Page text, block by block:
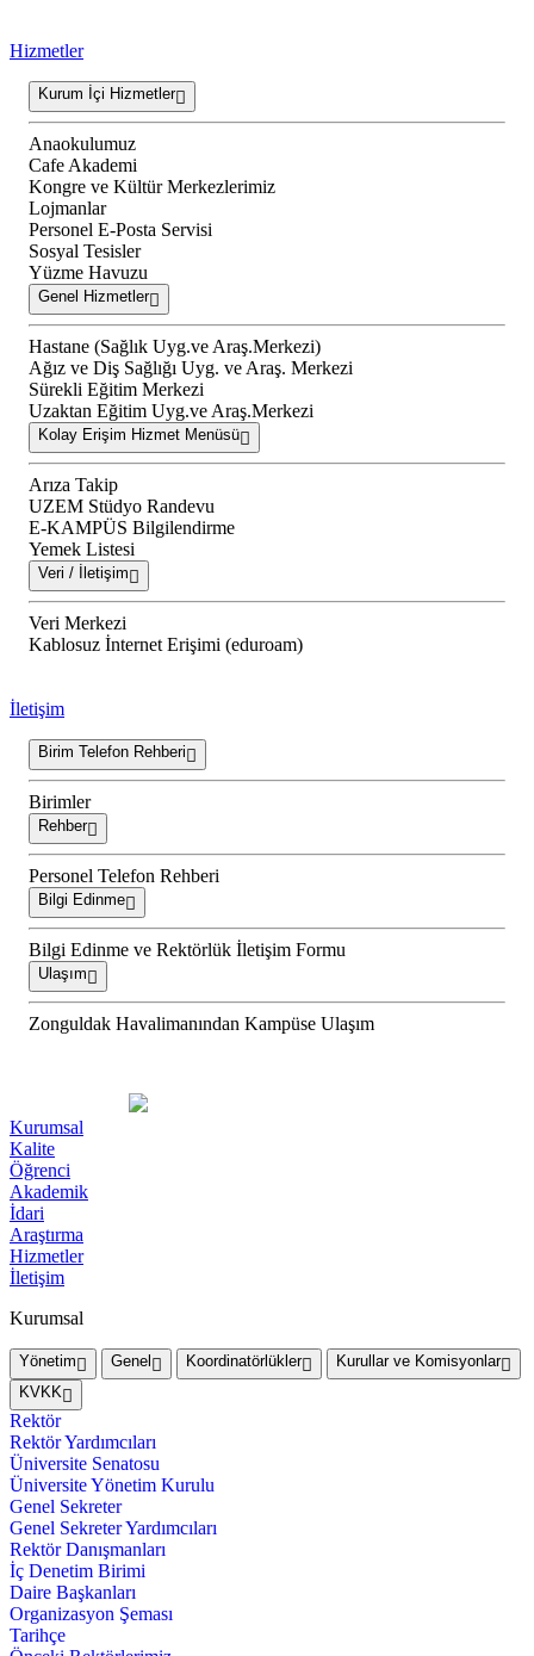
Hizmetler
Kurum İçi Hizmetler
Anaokulumuz
Cafe Akademi
Kongre ve Kültür Merkezlerimiz
Lojmanlar
Personel E-Posta Servisi
Sosyal Tesisler
Yüzme Havuzu
Genel Hizmetler
Hastane (Sağlık Uyg.ve Araş.Merkezi)
Ağız ve Diş Sağlığı Uyg. ve Araş. Merkezi
Sürekli Eğitim Merkezi
Uzaktan Eğitim Uyg.ve Araş.Merkezi
Kolay Erişim Hizmet Menüsü
Arıza Takip
UZEM Stüdyo Randevu
E-KAMPÜS Bilgilendirme
Yemek Listesi
Veri / İletişim
Veri Merkezi
Kablosuz İnternet Erişimi (eduroam)
İletişim
Birim Telefon Rehberi
Birimler
Rehber
Personel Telefon Rehberi
Bilgi Edinme
Bilgi Edinme ve Rektörlük İletişim Formu
Ulaşım
Zonguldak Havalimanından Kampüse Ulaşım
Kurumsal
Kalite
Öğrenci
Akademik
İdari
Araştırma
Hizmetler
İletişim
Kurumsal
Yönetim Genel Koordinatörlükler
Kurullar ve Komisyonlar
KVKK
Rektör
Rektör Yardımcıları
Üniversite Senatosu
Üniversite Yönetim Kurulu
Genel Sekreter
Genel Sekreter Yardımcıları
Rektör Danışmanları
İç Denetim Birimi
Daire Başkanları
Organizasyon Şeması
Tarihçe